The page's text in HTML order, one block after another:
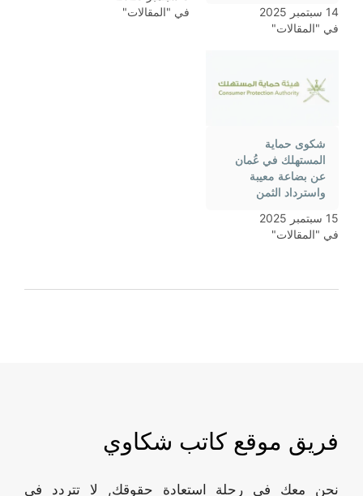
14 سبتمبر 2025
في "المقالات"
في "المقالات"
شكوى حماية
المستهلك في عُمان
عن بضاعة معيبة
واسترداد الثمن
15 سبتمبر 2025
في "المقالات"
فريق موقع كاتب شكاوي
نحن معك في رحلة استعادة حقوقك, لا تتردد في